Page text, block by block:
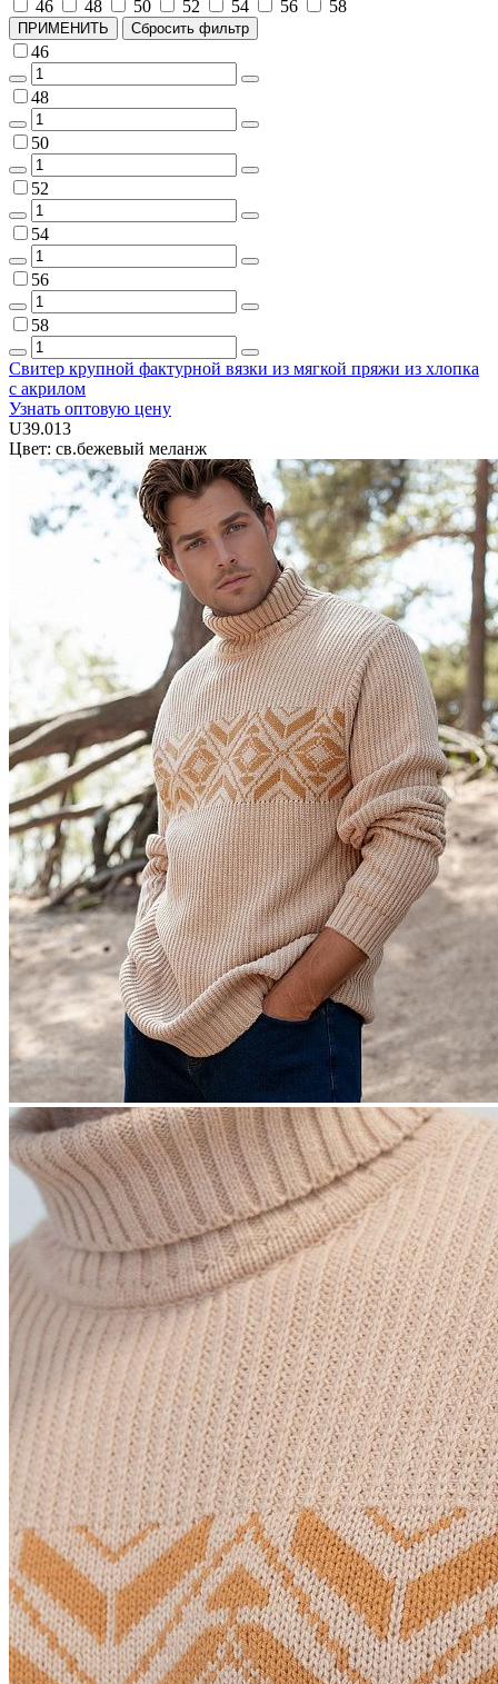
46 48 50 52 54 56 58
ПРИМЕНИТЬ Сбросить фильтр
46
48
50
52
54
56
58
Свитер крупной фактурной вязки из мягкой пряжи из хлопка
с акрилом
Узнать оптовую цену
U39.013
Цвет: св.бежевый меланж